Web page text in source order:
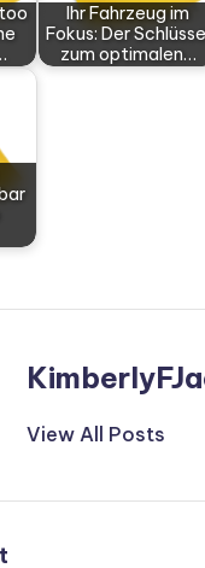
Ihr Fahrzeug im
Fokus: Der
zum optimalen…
View All Posts